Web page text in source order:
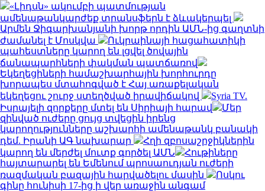
«Լիդսն» ակումբի պատմության
ամենաթանկարժեք տրանսֆերն է ձևակերպել
Արմեն Ջիգարխանյանի խորթ որդին ԱՄՆ-ից գաղտնի
ժամանել է Մոսկվա
Ուկրաինայի հացահատիկի
պահեստները կարող են լցվել ծովային
ճանապարհների փակման պատճառով
Եկեղեցիների համաշխարհային խորհուրդը
խորապես մտահոգված է Հայ առաքելական
եկեղեցու շուրջ ստեղծված իրավիճակով
Syria TV.
Իսրայելի զորքերը մտել են Սիրիայի հարավ
Մեր
զինված ուժերը ցույց տվեցին իրենց
կարողությունները աշխարհի ամենաթանկ բանակի
դեմ. Իրանի ԱԳ նախարար
Հղի զբոսաշրջիկներին
կարող են մերժել մուտք գործել ԱՄՆ
Հութիները
հայտարարել են Եմենում պրոսաուդյան ուժերի
ռազմական բազային հարվածելու մասին
Ոսկու
գինը հունիսի 17-ից ի վեր առաջին անգամ